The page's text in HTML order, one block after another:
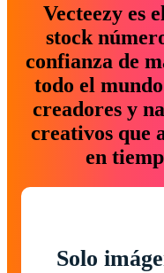
Vecteezy es
stock
confianza de
todo el
creadores y
creativos que
en
Solo